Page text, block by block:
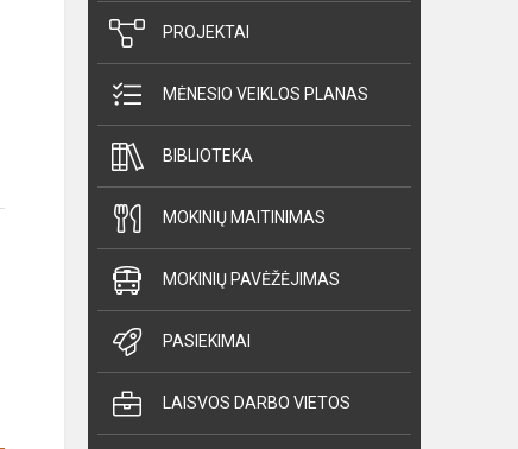
PROJEKTAI
MĖNESIO VEIKLOS PLANAS
BIBLIOTEKA
MOKINIŲ MAITINIMAS
MOKINIŲ PAVĖŽĖJIMAS
PASIEKIMAI
LAISVOS DARBO VIETOS